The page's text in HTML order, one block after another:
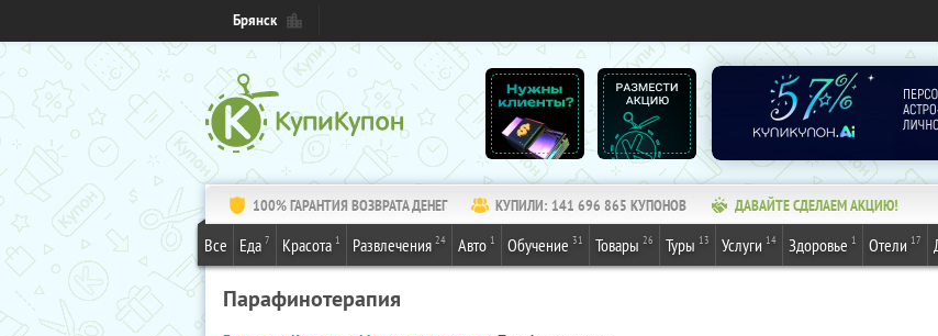
Брянск
100% ГАРАНТИЯ ВОЗВРАТА ДЕНЕГ КУПИЛИ: 141 696 865 КУПОНОВ ДАВАЙТЕ СДЕЛАЕМ АКЦИЮ!
Все Еда 7 Красота 1 Развлечения 24 Авто 1 Обучение 31 Товары 26 Туры 13 Услуги 14 Здоровье 1 Отели 17
Парафинотерапия